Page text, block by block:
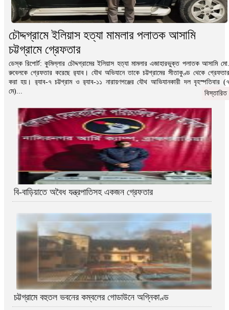
চৌদ্দগ্রামে ইলিয়াস হত্যা মামলার পলাতক আসামি
চট্টগ্রামে গ্রেফতার
ডেস্ক রিপোর্ট: কুমিল্লার চৌদ্দগ্রামের ইলিয়াস হত্যা মামলার এজাহারভুক্ত পলাতক আসামি মো.
রুবেলকে গ্রেফতার করেছে র‌্যাব। যৌথ অভিযানে তাকে চট্টগ্রামের সীতাকুণ্ড থেকে গ্রেফতার
করা হয়। র‌্যাব-৭ চট্টগ্রাম ও র‌্যাব-১১ নারায়ণগঞ্জের যৌথ আভিযানকারী দল বৃহস্পতিবার (৭
মে)...
বিস্তারিত
বি-বাড়িয়াতে অবৈধ যন্ত্রপাতিসহ একজন গ্রেফতার
চট্টগ্রামে বহুতল ভবনের কম্বলের গোডাউনে অগ্নিকাণ্ড